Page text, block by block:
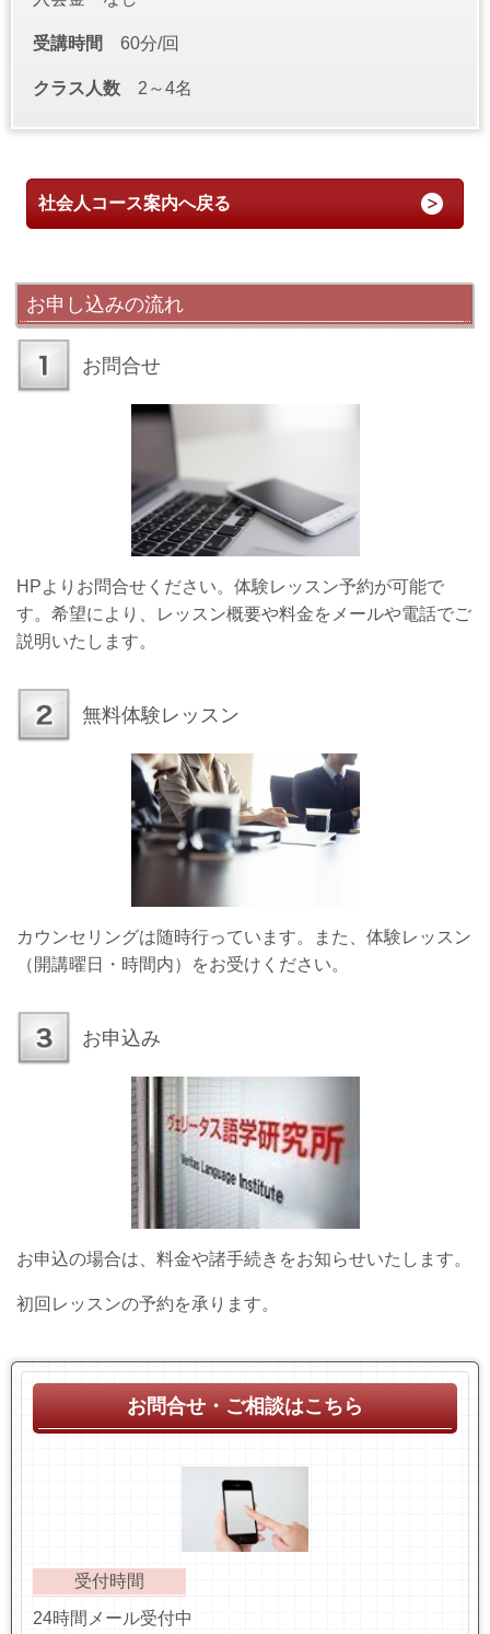
受講時間 60分/回
クラス人数 2～4名
社会人コース案内へ戻る
お申し込みの流れ
お問合せ
HPよりお問合せください。体験レッスン予約が可能で
す。希望により、レッスン概要や料金をメールや電話でご
説明いたします。
無料体験レッスン
カウンセリングは随時行っています。また、体験レッスン
（開講曜日・時間内）をお受けください。
お申込み
お申込の場合は、料金や諸手続きをお知らせいたします。
初回レッスンの予約を承ります。
お問合せ・ご相談はこちら
受付時間
24時間メール受付中